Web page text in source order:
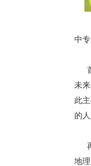
中
首
未
此
的
再
地